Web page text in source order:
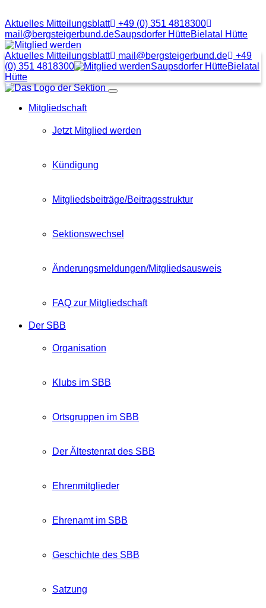
Aktuelles Mitteilungsblatt
+49 (0) 351 4818300
mail@bergsteigerbund.deSaupsdorfer HütteBielatal Hütte
Klick
auf
Link
man
Beitragsformular
Aktuelles Mitteilungsblatt mail@bergsteigerbund.de
+49
(0) 351 4818300
Saupsdorfer HütteBielatal
Hütte
Menübutton
Mitgliedschaft
Jetzt Mitglied werden
Kündigung
Mitgliedsbeiträge/Beitragsstruktur
Sektionswechsel
Änderungsmeldungen/Mitgliedsausweis
FAQ zur Mitgliedschaft
Der SBB
Organisation
Klubs im SBB
Ortsgruppen im SBB
Der Ältestenrat des SBB
Ehrenmitglieder
Ehrenamt im SBB
Geschichte des SBB
Satzung